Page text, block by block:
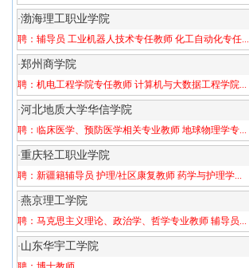
·渤海理工职业学院
聘： 辅导员 工业机器人技术专任教师 化工自动化专任...
·郑州商学院
聘： 机电工程学院专任教师 计算机与大数据工程学院...
·河北地质大学华信学院
聘： 临床医学、预防医学相关专业教师 地球物理学专...
·重庆轻工职业学院
聘： 新疆籍辅导员 护理/社区康复教师 药学与护理学...
·燕京理工学院
聘： 马克思主义理论、政治学、哲学专业教师 辅导员...
·山东华宇工学院